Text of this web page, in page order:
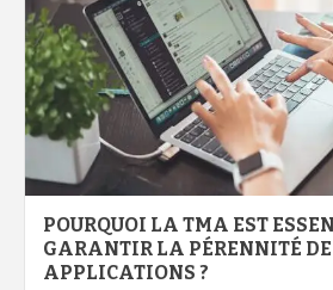
POURQUOI LA TMA EST
GARANTIR LA PÉRENNITÉ DE
APPLICATIONS ?